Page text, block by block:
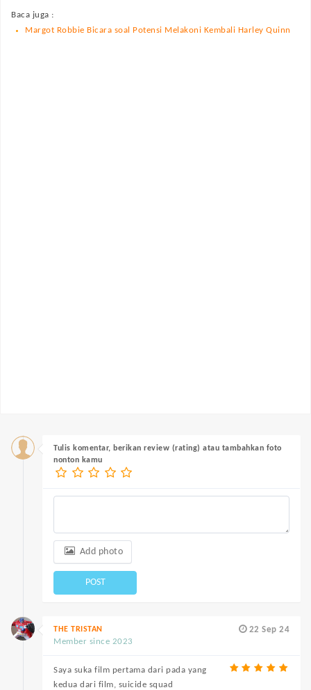
Baca juga :
Margot Robbie Bicara soal Potensi Melakoni Kembali Harley Quinn
Tulis komentar, berikan review (rating) atau tambahkan foto
nonton kamu
Add photo
POST
22 Sep 24
THE TRISTAN
Member since 2023
Saya suka film pertama dari pada yang
kedua dari film, suicide squad